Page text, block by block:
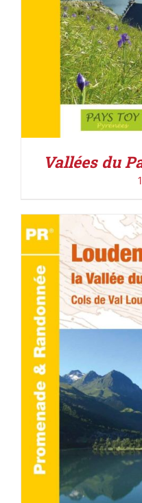
Vallées du
ACHETER LE